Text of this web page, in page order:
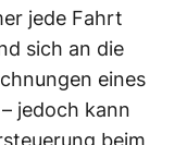
jede Fahrt
sich an die
eines
jedoch kann
beim